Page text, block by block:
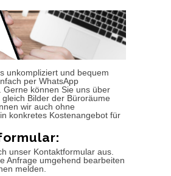
unkompliziert und bequem
per WhatsApp
Gerne können Sie uns über
Bilder der Büroräume
wir auch ohne
konkretes Kostenangebot für
unser Kontaktformular aus.
Anfrage umgehend bearbeiten
melden.